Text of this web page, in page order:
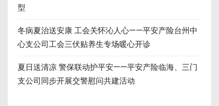
型
冬病夏治送安康 工会关怀沁人心——平安产险台州中
心支公司工会三伏贴养生专场暖心开诊
夏日送清凉 警保联动护平安——平安产险临海、三门
支公司同步开展交警慰问共建活动